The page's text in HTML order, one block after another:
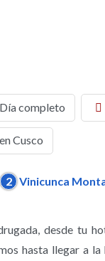
completo
Cusco
2 Vinicunca
desde tu
hasta llegar a